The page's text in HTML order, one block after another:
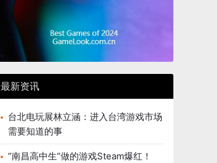
最新资讯
台北电玩展林立涵：进入台湾游戏市场
需要知道的事
“南昌高中生”做的游戏Steam爆红！